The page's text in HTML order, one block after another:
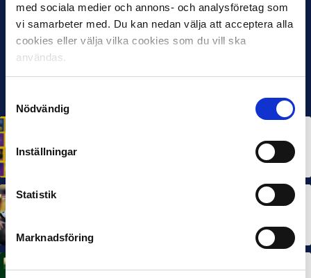
med sociala medier och annons- och analysföretag som
vi samarbeter med. Du kan nedan välja att acceptera alla
cookies eller välja vilka cookies som du vill ska
användas.
Nödvändig
Inställningar
Statistik
Marknadsföring
Svensk Elitfotboll lanserar Fotbollseffekten – en
rapport om Sveriges starkaste folkrörelse och
MÅNADENS SPELARE